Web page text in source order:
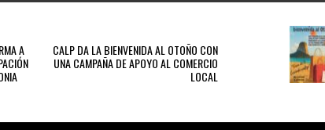
A
CALP DA LA BIENVENIDA AL OTOÑO CON
UNA CAMPAÑA DE APOYO AL COMERCIO
LOCAL